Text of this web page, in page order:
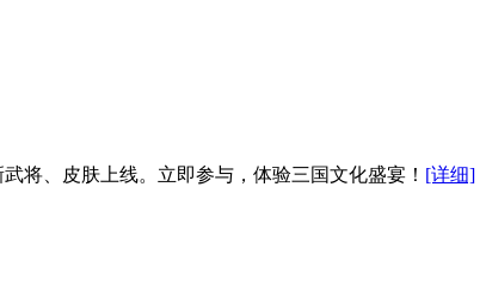
将、皮肤上线。立即参与，体验三国文化盛宴！ [详细]